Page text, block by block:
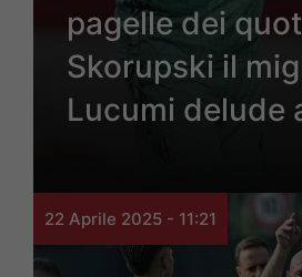
pagelle dei
Skorupski il
Lucumi delude
22 Aprile 2025 - 11:21